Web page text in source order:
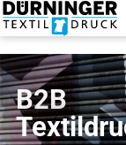
B2B